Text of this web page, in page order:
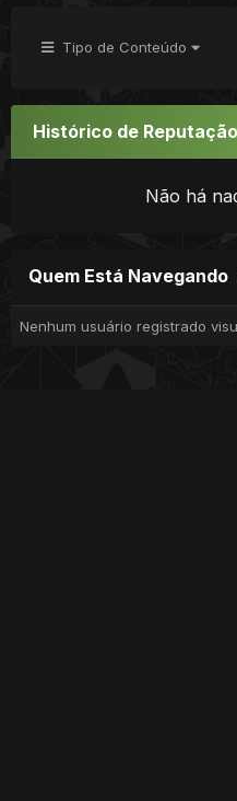
Tipo de Conteúdo
Histórico de Reputação
Não há
Quem Está Navegando
Nenhum usuário registrado